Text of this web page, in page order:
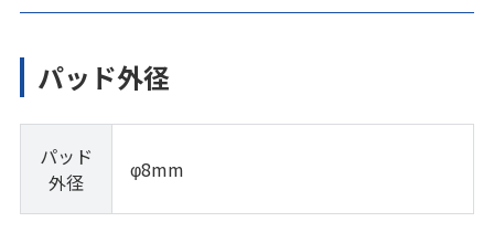
パッド外径
パッド
外径
φ8mm